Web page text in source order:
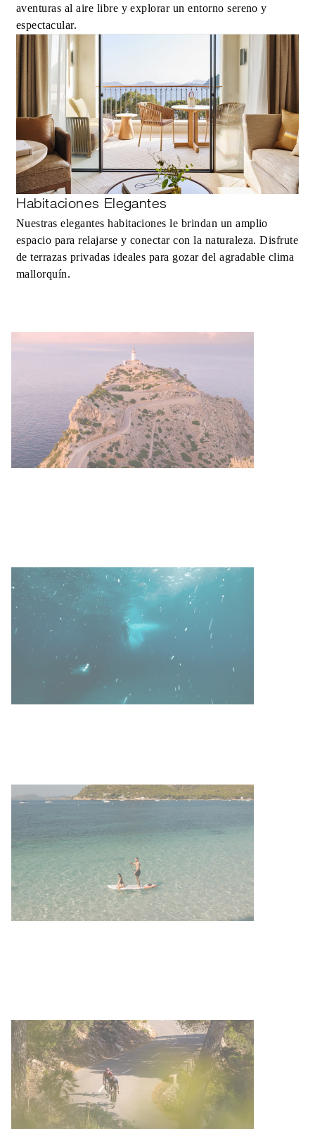
aventuras al aire libre y explorar un entorno sereno y
espectacular.
Habitaciones Elegantes
Nuestras elegantes habitaciones le brindan un amplio
espacio para relajarse y conectar con la naturaleza. Disfrute
de terrazas privadas ideales para gozar del agradable clima
mallorquín.